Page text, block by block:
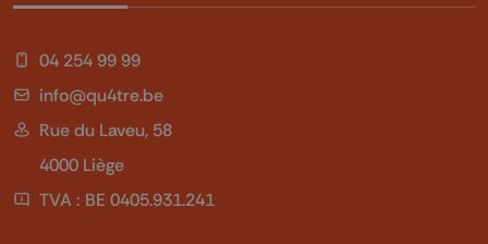
04 254 99 99
info@qu4tre.be
Rue du Laveu, 58
4000 Liège
TVA : BE 0405.931.241